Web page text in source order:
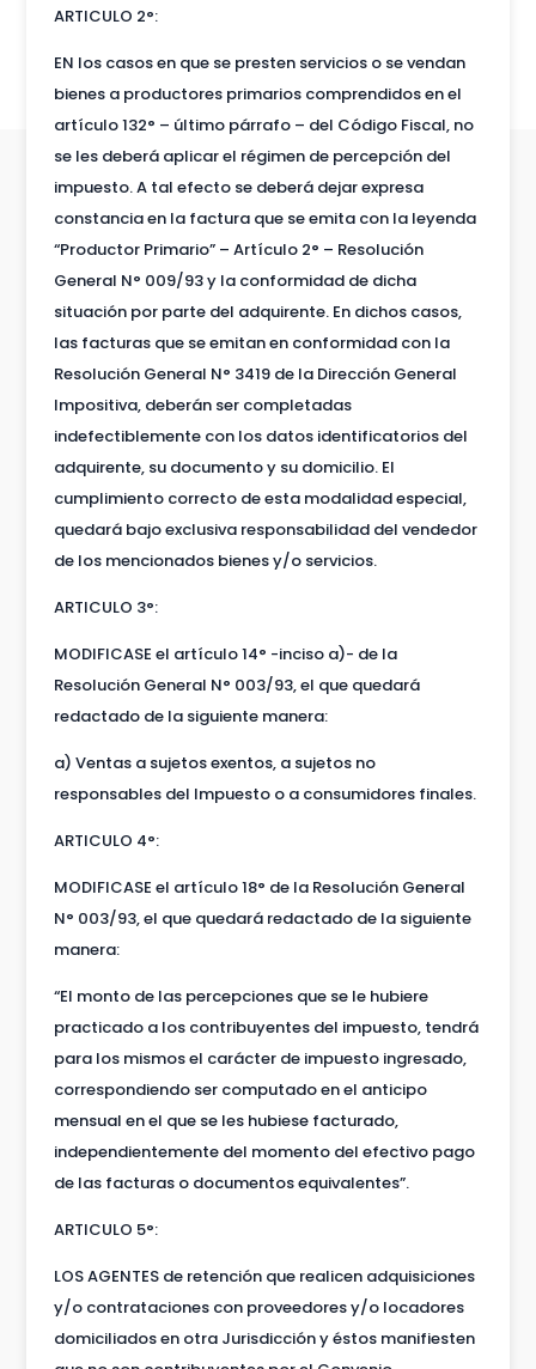
ARTICULO 2°:
EN los casos en que se presten servicios o se vendan
bienes a productores primarios comprendidos en el
artículo 132° – último párrafo – del Código Fiscal, no
se les deberá aplicar el régimen de percepción del
impuesto. A tal efecto se deberá dejar expresa
constancia en la factura que se emita con la leyenda
“Productor Primario” – Artículo 2° – Resolución
General N° 009/93 y la conformidad de dicha
situación por parte del adquirente. En dichos casos,
las facturas que se emitan en conformidad con la
Resolución General N° 3419 de la Dirección General
Impositiva, deberán ser completadas
indefectiblemente con los datos identificatorios del
adquirente, su documento y su domicilio. El
cumplimiento correcto de esta modalidad especial,
quedará bajo exclusiva responsabilidad del vendedor
de los mencionados bienes y/o servicios.
ARTICULO 3°:
MODIFICASE el artículo 14° -inciso a)- de la
Resolución General N° 003/93, el que quedará
redactado de la siguiente manera:
a) Ventas a sujetos exentos, a sujetos no
responsables del Impuesto o a consumidores finales.
ARTICULO 4°:
MODIFICASE el artículo 18° de la Resolución General
N° 003/93, el que quedará redactado de la siguiente
manera:
“El monto de las percepciones que se le hubiere
practicado a los contribuyentes del impuesto, tendrá
para los mismos el carácter de impuesto ingresado,
correspondiendo ser computado en el anticipo
mensual en el que se les hubiese facturado,
independientemente del momento del efectivo pago
de las facturas o documentos equivalentes”.
ARTICULO 5°:
LOS AGENTES de retención que realicen adquisiciones
y/o contrataciones con proveedores y/o locadores
domiciliados en otra Jurisdicción y éstos manifiesten